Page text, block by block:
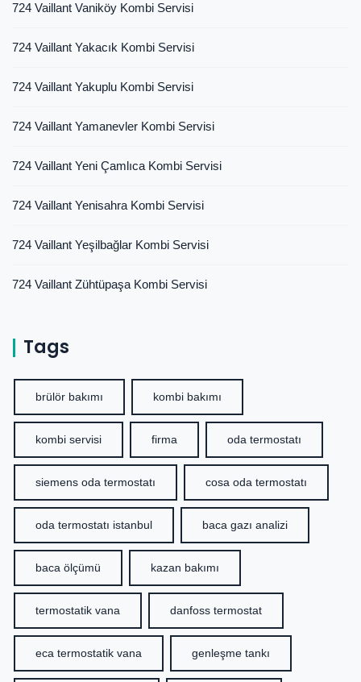
724 Vaillant Vaniköy Kombi Servisi
724 Vaillant Yakacık Kombi Servisi
724 Vaillant Yakuplu Kombi Servisi
724 Vaillant Yamanevler Kombi Servisi
724 Vaillant Yeni Çamlıca Kombi Servisi
724 Vaillant Yenisahra Kombi Servisi
724 Vaillant Yeşilbağlar Kombi Servisi
724 Vaillant Zühtüpaşa Kombi Servisi
Tags
brülör bakımı kombi bakımı
kombi servisi firma oda termostatı
siemens oda termostatı cosa oda termostatı
oda termostatı istanbul baca gazı analizi
baca ölçümü kazan bakımı
termostatik vana danfoss termostat
eca termostatik vana genleşme tankı